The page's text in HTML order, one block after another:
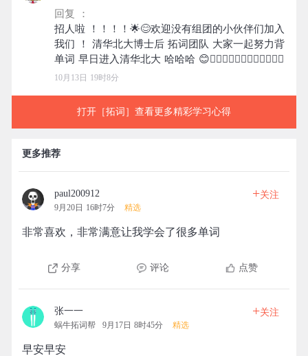
回复 ：
招人啦 ！！！！🌟😊欢迎没有组团的小伙伴们加入
我们 ！ 清华北大博士后 拓词团队 大家一起努力背
10月13日 19时8分
打开［拓词］查看更多精彩学习心得
更多推荐
paul200912
9月20日 16时7分 精选
+关注
非常喜欢，非常满意让我学会了很多单词
分享 评论 点赞
张一一
蜗牛拓词帮 9月17日 8时45分 精选
+关注
早安早安